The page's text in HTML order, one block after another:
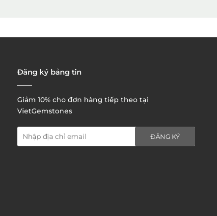
chúng tôi:
Đăng ký bảng tin
Giảm 10% cho đơn hàng tiếp theo tại
VietGemstones
ĐĂNG KÝ